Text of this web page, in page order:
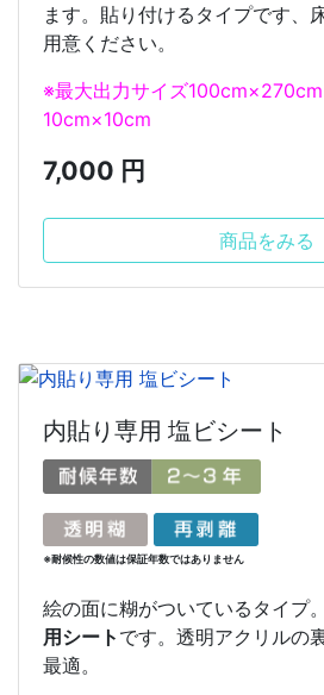
ます。貼り付けるタイプです、
用意ください。
※最大出力サイズ
10cm×10cm
7,000 円
商品をみる
内貼り専用 塩ビシート
※耐候性の数値は保証年数ではありません
絵の面に糊がついているタイプ。
用シート です。透明アクリルの
最適。